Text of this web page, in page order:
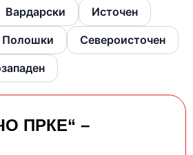
Вардарски Источен
Полошки Североисточен
ПРКЕ“ –